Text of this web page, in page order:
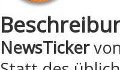
NewsTicker